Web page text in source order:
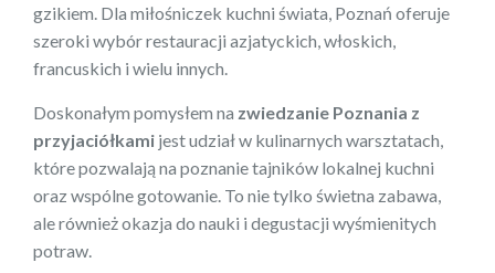
gzikiem. Dla miłośniczek kuchni świata, Poznań oferuje
szeroki wybór restauracji azjatyckich, włoskich,
francuskich i wielu innych.
Doskonałym pomysłem na zwiedzanie Poznania z
przyjaciółkami jest udział w kulinarnych warsztatach,
które pozwalają na poznanie tajników lokalnej kuchni
oraz wspólne gotowanie. To nie tylko świetna zabawa,
ale również okazja do nauki i degustacji wyśmienitych
potraw.